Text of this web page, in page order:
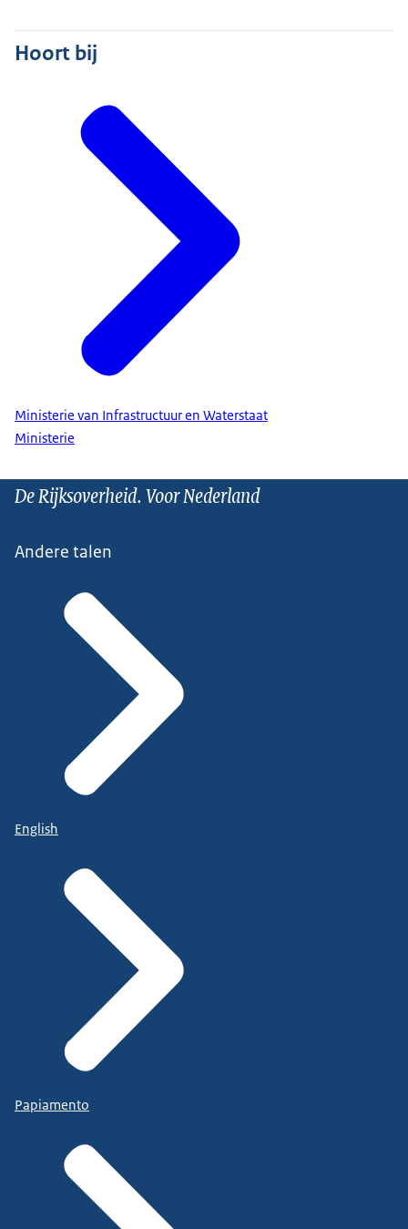
Hoort bij
Ministerie van Infrastructuur en Waterstaat
Ministerie
De Rijksoverheid. Voor Nederland
Andere talen
English
Papiamento